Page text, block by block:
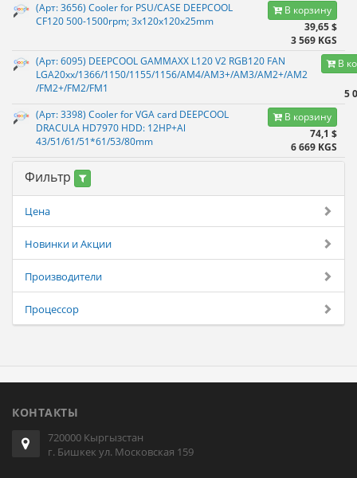
(Арт: 3656) Cooler for PSU/CASE DEEPCOOL
CF120 500-1500rpm; 3x120x120x25mm
В корзину
39,65 $
3 569 KGS
(Арт: 6095) DEEPCOOL GAMMAXX L120 V2 RGB120 FAN
LGA20xx/1366/1150/1155/1156/AM4/AM3+/AM3/AM2+/AM2
/FM2+/FM2/FM1
В
5
(Арт: 3398) Cooler for VGA card DEEPCOOL
DRACULA HD7970 HDD: 12HP+Al
43/51/61/51*61/53/80mm
В корзину
74,1 $
6 669 KGS
Фильтр
Цена
Новинки и Акции
Производители
Процессор
КОНТАКТЫ
720000 Кыргызстан
г. Бишкек ул. Московская 159